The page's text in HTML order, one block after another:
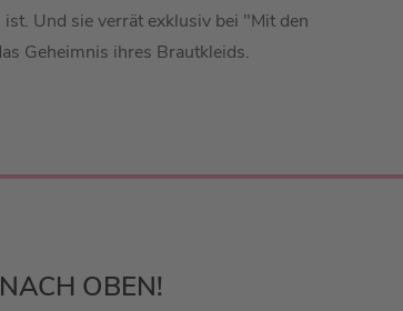
Und sie verrät exklusiv bei "Mit den
Geheimnis ihres Brautkleids.
OBEN!